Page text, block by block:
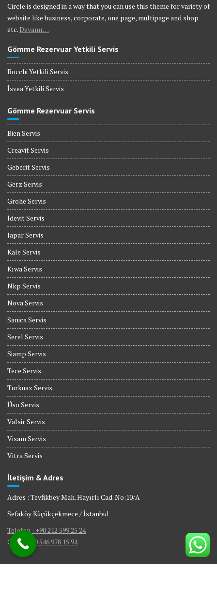
Circle is designed in a way that you can use this theme for variety of
website like business, corporate, one page, multipage and shop
etc.Devamı…
Gömme Rezervuar Yetkili Servis
Bocchi Yetkili Servis
İsvea Yetkili Servis
Gömme Rezervuar Servis
Bien Servis
Creavit Servis
Geberit Servis
Gerz Servis
Grohe Servis
İdevit Servis
Japar Servis
Kale Servis
Kıwa Servis
Nkp Servis
Nova Servis
Sanica Servis
Serel Servis
Siamp Servis
Tece Servis
Turkuaz Servis
Üso Servis
Valsir Servis
Visam Servis
Vitra Servis
İletişim & Adres
Adres : Tevfikbey Mah. Hayırlı Cad. No:10/A
Sefaköy Küçükçekmece / İstanbul
Telefon : +90 212 599 25 24
GSM : +90 546 978 15 94